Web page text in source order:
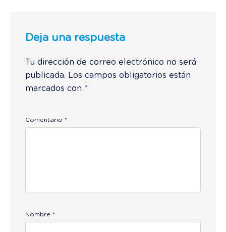
Deja una respuesta
Tu dirección de correo electrónico no será
publicada. Los campos obligatorios están
marcados con *
Comentario *
Nombre *